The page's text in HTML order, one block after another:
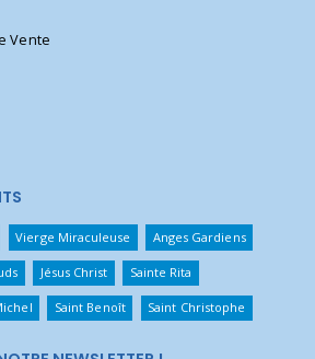
Vente
Vierge Miraculeuse Anges Gardiens
Jésus Christ Sainte Rita
Saint Benoît Saint Christophe